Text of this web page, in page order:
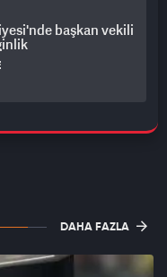
başkan vekili
DAHA FAZLA